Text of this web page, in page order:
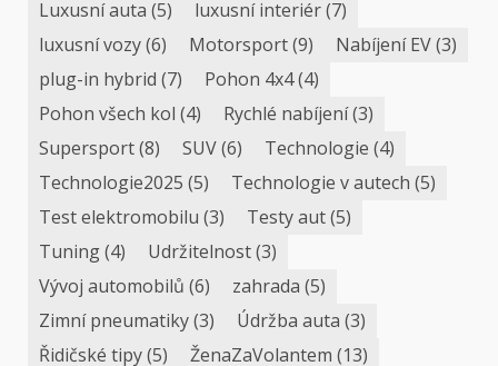
Luxusní auta (5) luxusní interiér(7)
luxusní vozy(6) Motorsport(9) Nabíjení EV(3)
plug-in hybrid (7) Pohon 4x4(4)
Pohon všech kol (4) Rychlé nabíjení(3)
Supersport(8) SUV(6) Technologie (4)
Technologie2025 (5) Technologie v autech (5)
Test elektromobilu (3) Testy aut(5)
Tuning(4) Udržitelnost(3)
Vývoj automobilů (6) zahrada (5)
Zimní pneumatiky(3) Údržba auta (3)
Řidičské tipy(5) ŽenaZaVolantem (13)